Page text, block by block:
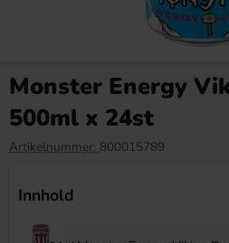
box 7th Edition
Köp
Monster Energy
500ml x 24st
Artikelnummer: 800015789
Innhold